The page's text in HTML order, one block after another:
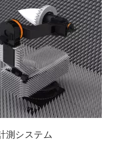
測システム